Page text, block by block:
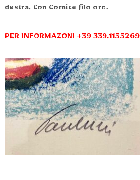
destra. Con Cornice filo oro.
PER INFORMAZONI +39 339.1155269